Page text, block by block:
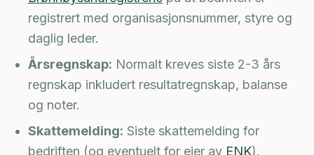
registrert med organisasjonsnummer, styre og
daglig leder.
Årsregnskap: Normalt kreves siste 2-3 års
regnskap inkludert resultatregnskap, balanse
og noter.
Skattemelding: Siste skattemelding for
bedriften (og eventuelt for eier av ENK).